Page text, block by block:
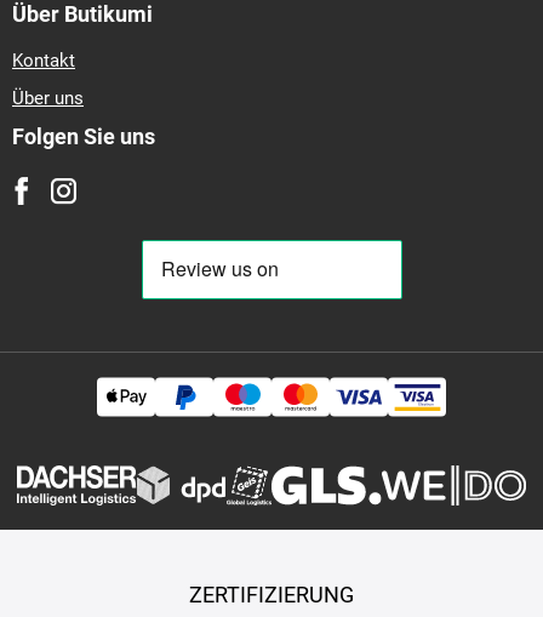
Über Butikumi
Kontakt
Über uns
Folgen Sie uns
ZERTIFIZIERUNG